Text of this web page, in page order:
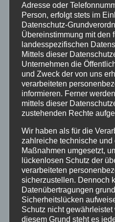
Aktuelles
Allgemein
Altenkirchen
Bundespolizei
Feuerwehr
Hilfsorganisationen
Mayen-Koblenz
Neuwied
Polizei
Adresse oder
Person, erfolgt stets im
Datenschutz-
Übereinstimmung mit den
landesspezifischen
Mittels dieser
Unternehmen die
und Zweck der von uns
verarbeiteten
informieren. Ferner
mittels dieser
zustehenden Rechte
Wir haben als für die
zahlreiche technische
Maßnahmen umgesetzt,
lückenlosen Schutz der
verarbeiteten
sicherzustellen. Dennoch
Datenübertragungen
Sicherheitslücken
Schutz nicht gewährleistet
diesem Grund steht es